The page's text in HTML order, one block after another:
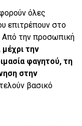
όλες
επιτρέπουν στο
Από την προσωπική
την
φαγητού, τη
στην
βασικό